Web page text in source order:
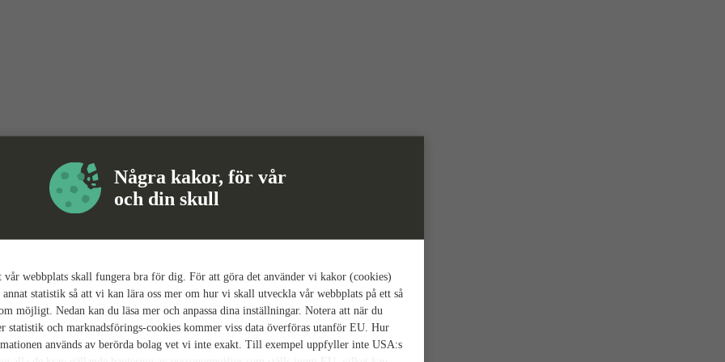
Några kakor, för vår
och din skull
webbplats skall fungera bra för dig. För att göra det använder vi kakor (cookies)
statistik så att vi kan lära oss mer om hur vi skall utveckla vår webbplats på ett så
möjligt. Nedan kan du läsa mer och anpassa dina inställningar. Notera att när du
statistik och marknadsförings-cookies kommer viss data överföras utanför EU. Hur
används av berörda bolag vet vi inte exakt. Till exempel uppfyller inte USA:s